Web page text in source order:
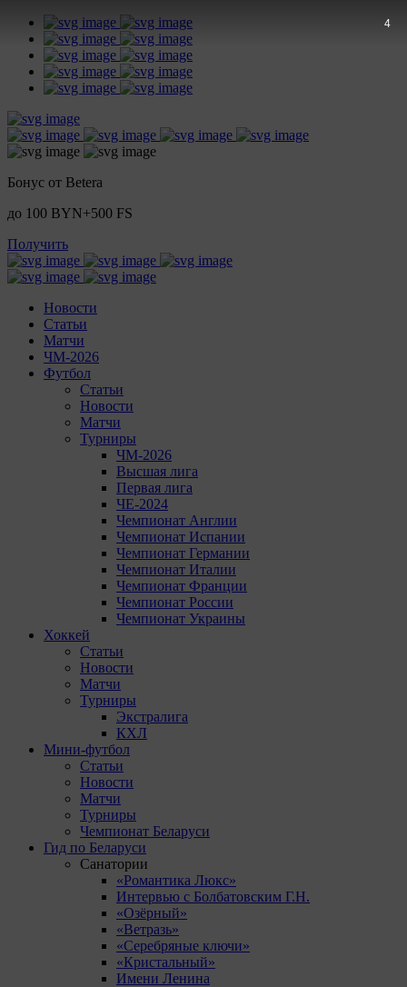
Бонус от Betera
до 100 BYN+500 FS
Получить
Новости
Статьи
Матчи
ЧМ-2026
Футбол
Статьи
Новости
Матчи
Турниры
ЧМ-2026
Высшая лига
Первая лига
ЧЕ-2024
Чемпионат Англии
Чемпионат Испании
Чемпионат Германии
Чемпионат Италии
Чемпионат Франции
Чемпионат России
Чемпионат Украины
Хоккей
Статьи
Новости
Матчи
Турниры
Экстралига
КХЛ
Мини-футбол
Статьи
Новости
Матчи
Турниры
Чемпионат Беларуси
Гид по Беларуси
Санатории
«Романтика Люкс»
Интервью с Болбатовским Г.Н.
«Озёрный»
«Ветразь»
«Серебряные ключи»
«Кристальный»
Имени Ленина
2